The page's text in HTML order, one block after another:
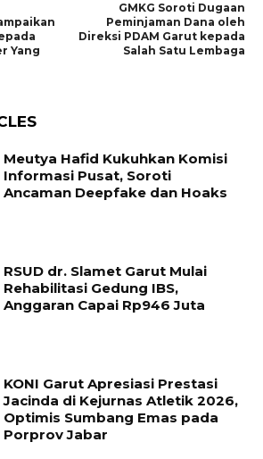
Yang
GMKG Soroti Dugaan
Peminjaman Dana oleh
Direksi PDAM Garut kepada
Salah Satu Lembaga
Meutya Hafid Kukuhkan Komisi
Informasi Pusat, Soroti
Ancaman Deepfake dan Hoaks
RSUD dr. Slamet Garut Mulai
Rehabilitasi Gedung IBS,
Anggaran Capai Rp946 Juta
KONI Garut Apresiasi Prestasi
Jacinda di Kejurnas Atletik 2026,
Optimis Sumbang Emas pada
Porprov Jabar